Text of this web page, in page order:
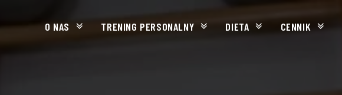
O NAS TRENING PERSONALNY DIETA CENNIK